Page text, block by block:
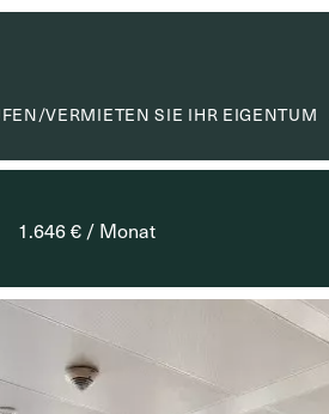
VERMIETEN SIE IHR EIGENTUM
1.646 € / Monat